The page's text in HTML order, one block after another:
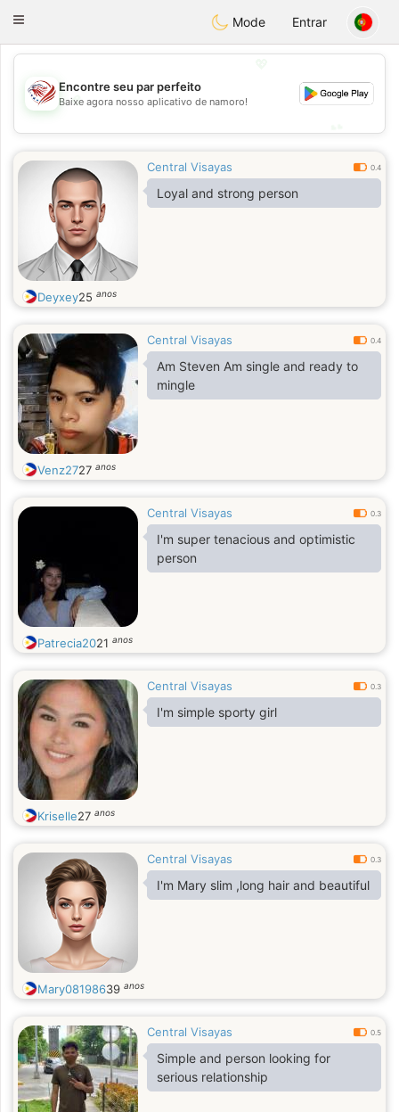
Dating
Toggle
Mode Entrar
💖
💕
Encontre seu par perfeito
Baixe agora nosso aplicativo de namoro!
Central Visayas 0.4
Loyal and strong person
Deyxey25 anos
Central Visayas 0.4
Am Steven Am single and ready to
mingle
Venz2727 anos
Central Visayas 0.3
I'm super tenacious and optimistic
person
Patrecia2021 anos
Central Visayas 0.3
I'm simple sporty girl
Kriselle27 anos
Central Visayas 0.3
I'm Mary slim ,long hair and beautiful
Mary08198639 anos
Central Visayas 0.5
Simple and person looking for
serious relationship